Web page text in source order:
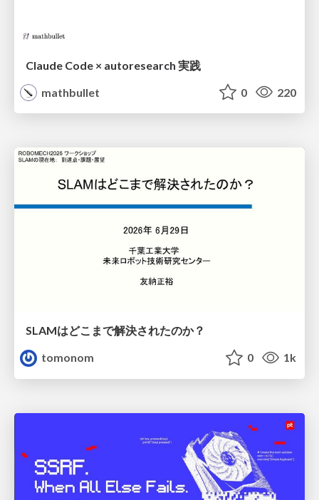
Claude Code × autoresearch 実践
mathbullet
0 220
SLAMはどこまで解決されたのか？
tomonom
0 1k